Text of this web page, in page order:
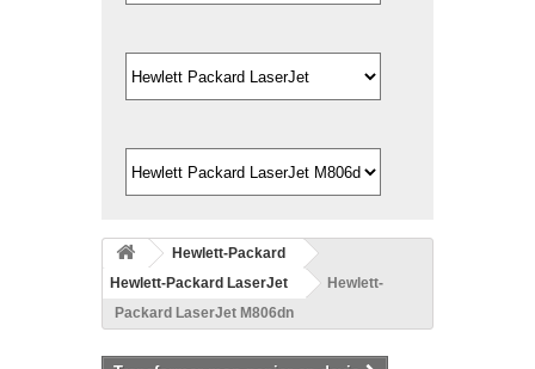
Hewlett-Packard
Hewlett-Packard LaserJet
Hewlett-
Packard LaserJet M806dn